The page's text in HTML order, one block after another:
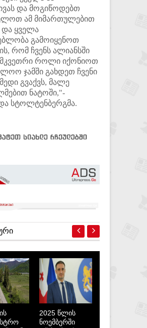
და მოგიწოდებთ
ამ მიმართულებით
და ყველა
გამოიყენოთ
რომ ჩვენს ალიანსში
როლი იქონიოთ
ჯამში გახდეთ ჩვენი
გვაქვს, მალე
ნატოში,"-
სტოლტენბერგმა.
2025 წლის
ნოემბერში